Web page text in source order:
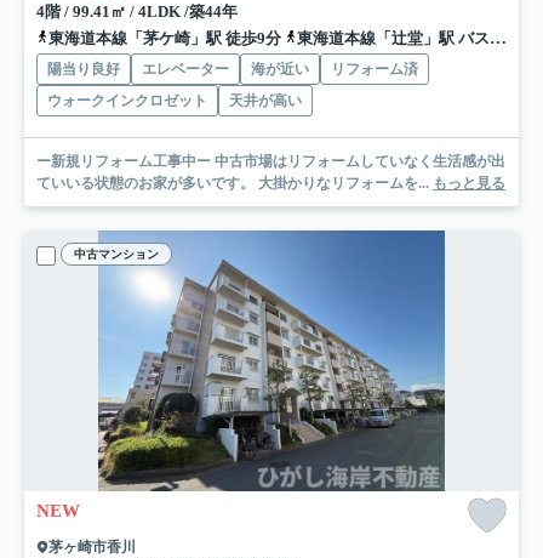
4階 / 99.41㎡ / 4LDK /築44年
東海道本線「茅ケ崎」駅 徒歩9分
東海道本線「辻堂」駅 バス17分 神奈川中央交通「本村（茅ヶ崎市）」 停歩9分
陽当り良好 エレベーター 海が近い
リフォーム済
ウォークインクロゼット
天井が高い
ー新規リフォーム工事中ー 中古市場はリフォームしていなく生活感が出
ていいる状態のお家が多いです。 大掛かりなリフォームを... もっと見る
中古マンション
NEW
茅ヶ崎市香川